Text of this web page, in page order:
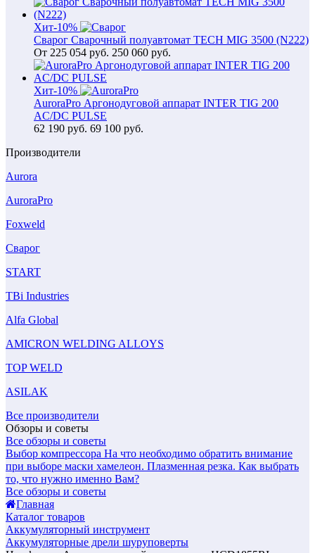
Хит-10%
Сварог Сварочный полуавтомат TECH MIG 3500 (N222)
От 225 054 руб. 250 060 руб.
Хит-10%
AuroraPro Аргонодуговой аппарат INTER TIG 200
AC/DC PULSE
62 190 руб. 69 100 руб.
Производители
Aurora
AuroraPro
Foxweld
Сварог
START
TBi Industries
Alfa Global
AMICRON WELDING ALLOYS
TOP WELD
ASILAK
Все производители
Обзоры и советы
Все обзоры и советы
Выбор компрессора На что необходимо обратить внимание
при выборе маски хамелеон. Плазменная резка. Как выбрать
то, что нужно именно Вам?
Все обзоры и советы
Главная
Каталог товаров
Аккумуляторный инструмент
Аккумуляторные дрели шуруповерты